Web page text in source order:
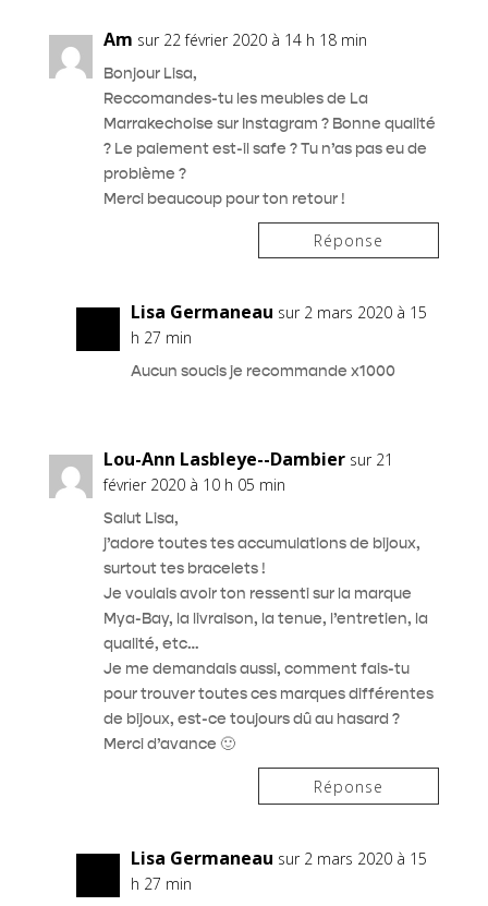
Am sur 22 février 2020 à 14 h 18 min
Bonjour Lisa,
Reccomandes-tu les meubles de La
Marrakechoise sur Instagram ? Bonne qualité
? Le paiement est-il safe ? Tu n’as pas eu de
problème ?
Merci beaucoup pour ton retour !
Réponse
Lisa Germaneau sur 2 mars 2020 à 15
h 27 min
Aucun soucis je recommande x1000
Lou-Ann Lasbleye--Dambier sur 21
février 2020 à 10 h 05 min
Salut Lisa,
j’adore toutes tes accumulations de bijoux,
surtout tes bracelets !
Je voulais avoir ton ressenti sur la marque
Mya-Bay, la livraison, la tenue, l’entretien, la
qualité, etc…
Je me demandais aussi, comment fais-tu
pour trouver toutes ces marques différentes
de bijoux, est-ce toujours dû au hasard ?
Merci d’avance 🙂
Réponse
Lisa Germaneau sur 2 mars 2020 à 15
h 27 min